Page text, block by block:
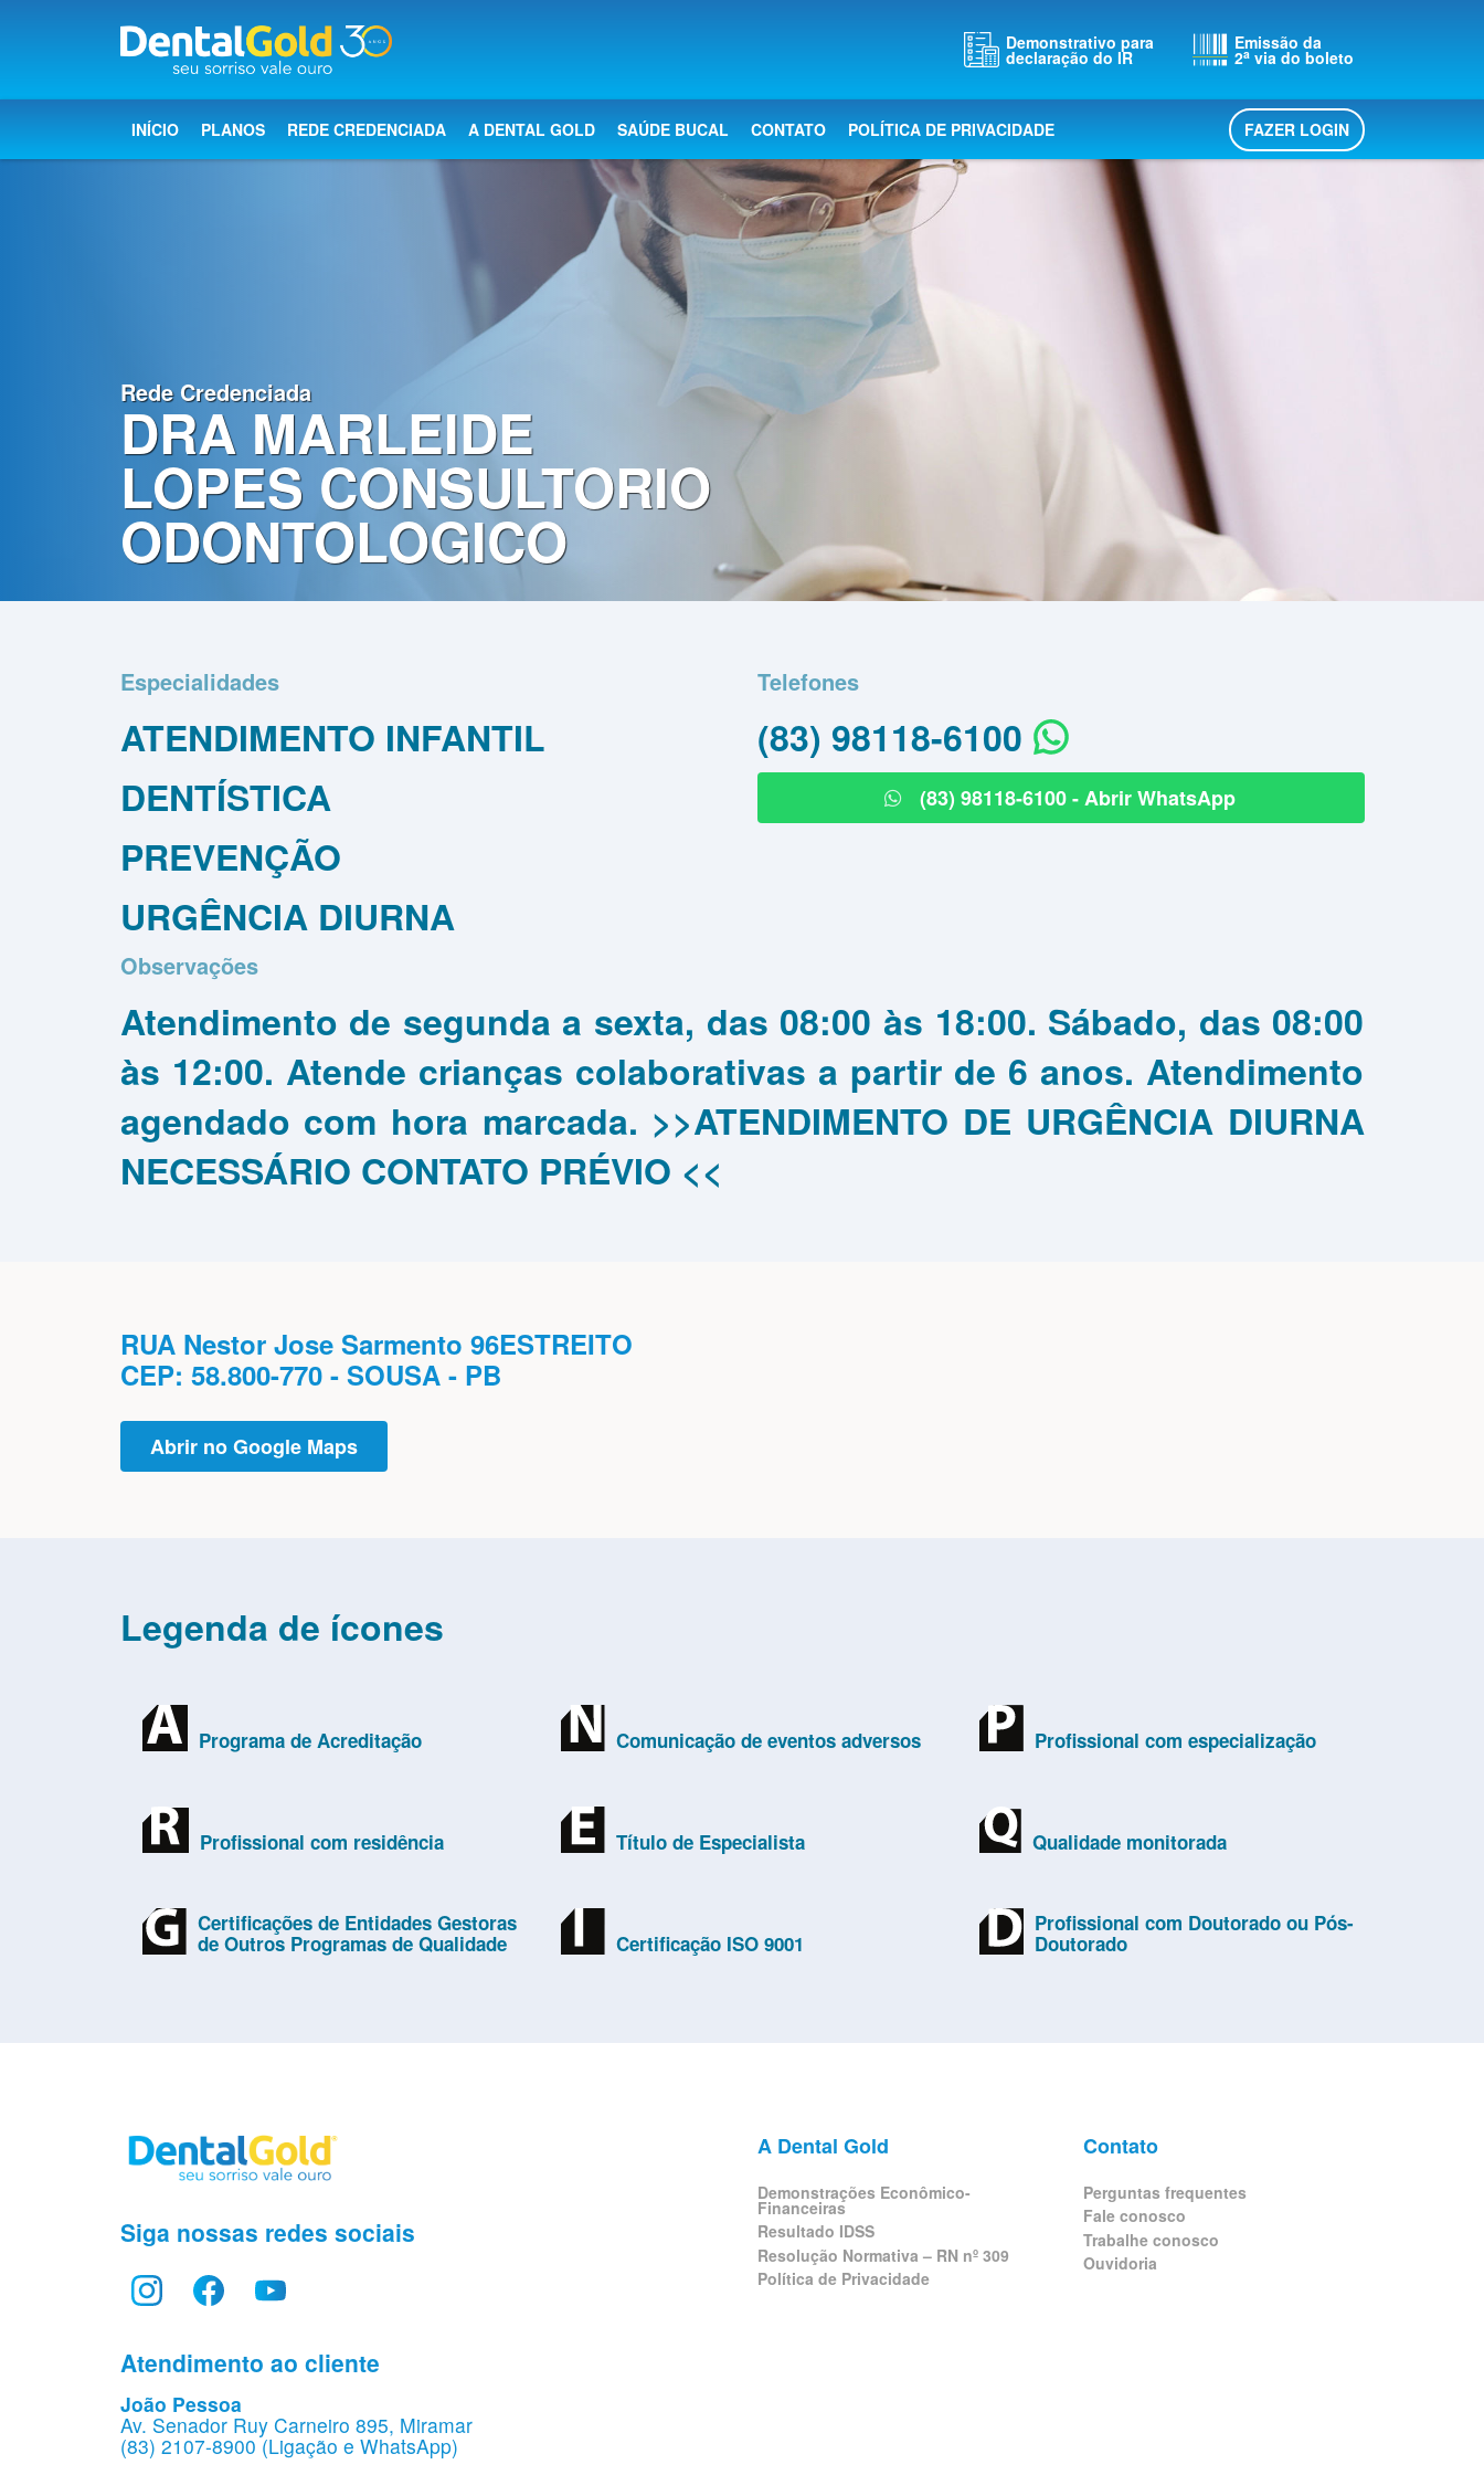
Início
Planos
de
Demonstrativo para
declaração do IR
Emissão da
2avia do boleto
INÍCIO PLANOS REDE CREDENCIADA A DENTAL GOLD SAÚDE BUCAL CONTATO POLÍTICA DE PRIVACIDADE FAZER LOGIN
Rede Credenciada
DRA MARLEIDE
LOPES CONSULTORIO
ODONTOLOGICO
Especialidades
ATENDIMENTO INFANTIL
DENTÍSTICA
PREVENÇÃO
URGÊNCIA DIURNA
Telefones
(83) 98118-6100
(83) 98118-6100 - Abrir WhatsApp
Observações
Atendimento de segunda a sexta, das 08:00 às 18:00. Sábado, das 08:00
às 12:00. Atende crianças colaborativas a partir de 6 anos. Atendimento
agendado com hora marcada. >>ATENDIMENTO DE URGÊNCIA DIURNA
NECESSÁRIO CONTATO PRÉVIO <<
RUA Nestor Jose Sarmento 96ESTREITO
CEP: 58.800-770 - SOUSA - PB
Abrir no Google Maps
Legenda de ícones
Programa de Acreditação Comunicação de eventos adversos Profissional com especialização
Profissional com residência Título de Especialista Qualidade monitorada
Certificações de Entidades Gestoras
de Outros Programas de Qualidade Certificação ISO 9001
Profissional com Doutorado ou Pós-
Doutorado
Siga nossas redes sociais
Atendimento ao cliente
João Pessoa
Av. Senador Ruy Carneiro 895, Miramar
(83) 2107-8900 (Ligação e WhatsApp)
A Dental Gold
Demonstrações Econômico-
Financeiras
Resultado IDSS
Resolução Normativa – RN nº 309
Política de Privacidade
Contato
Perguntas frequentes
Fale conosco
Trabalhe conosco
Ouvidoria